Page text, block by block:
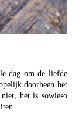
dag om de liefde
doorheen het
het is sowieso